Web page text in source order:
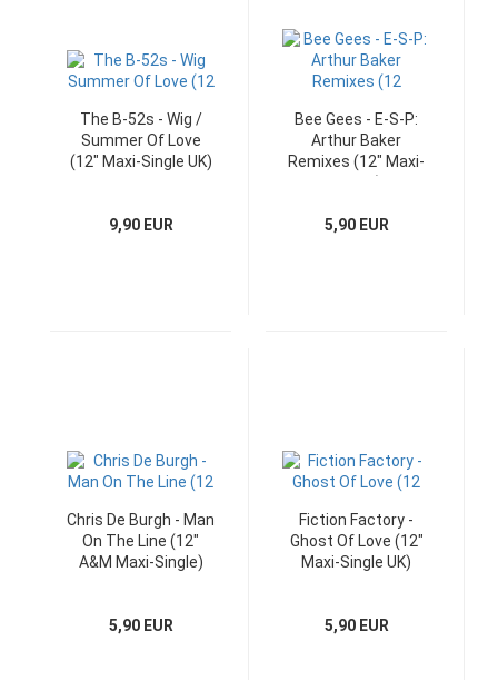
The B-52s - Wig /
Summer Of Love
(12" Maxi-Single UK)
9,90 EUR
Bee Gees - E-S-P:
Arthur Baker
Remixes (12" Maxi-
5,90 EUR
Chris De Burgh - Man
On The Line (12"
A&M Maxi-Single)
5,90 EUR
Fiction Factory -
Ghost Of Love (12"
Maxi-Single UK)
5,90 EUR